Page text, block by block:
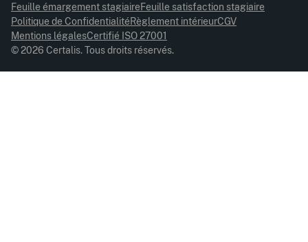
© 2026 Certalis. Tous droits réservés.
Feuille émargement stagiaireFeuille satisfaction stagiaire
Politique de ConfidentialitéRèglement intérieurCGV
Mentions légalesCertifié ISO 27001